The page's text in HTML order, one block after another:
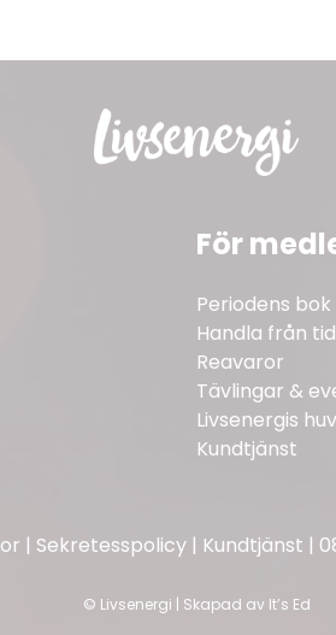
För
Periodens bok
Handla från
Reavaror
Tävlingar &
Livsenergis
Kundtjänst
| Sekretesspolicy| Kundtjänst |
© Livsenergi | Skapad av It’s Ed